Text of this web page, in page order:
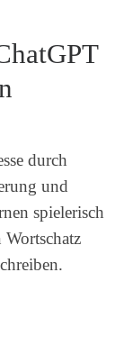
durch
und
spielerisch